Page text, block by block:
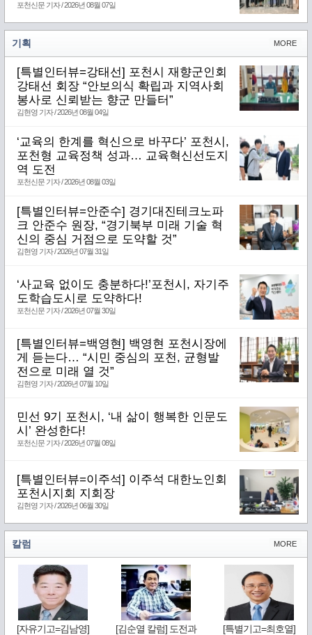
포천신문 기자 / 2026년 08월 07일
MORE
기획
[특별인터뷰=강태선] 포천시 재향군인회
강태선 회장 “안보의식 확립과 지역사회
봉사로 신뢰받는 향군 만들터”
김현영 기자 / 2026년 08월 04일
‘교육의 한계를 혁신으로 바꾸다’ 포천시,
포천형 교육정책 성과… 교육혁신선도지
역 도전
포천신문 기자 / 2026년 08월 03일
[특별인터뷰=안준수] 경기대진테크노파
크 안준수 원장, “경기북부 미래 기술 혁
신의 중심 거점으로 도약할 것”
김현영 기자 / 2026년 07월 31일
‘사교육 없이도 충분하다!’포천시, 자기주
도학습도시로 도약하다!
포천신문 기자 / 2026년 07월 30일
[특별인터뷰=백영현] 백영현 포천시장에
게 듣는다… “시민 중심의 포천, 균형발
전으로 미래 열 것”
김현영 기자 / 2026년 07월 10일
민선 9기 포천시, ‘내 삶이 행복한 인문도
시’ 완성한다!
포천신문 기자 / 2026년 07월 08일
[특별인터뷰=이주석] 이주석 대한노인회
포천시지회 지회장
김현영 기자 / 2026년 06월 30일
MORE
칼럼
[자유기고=김남영]
[김순열 칼럼] 도전과
[특별기고=최호열]